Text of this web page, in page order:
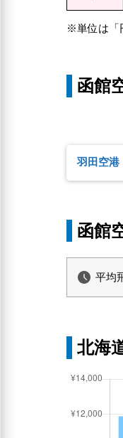
※単位は「
函館
羽田空
函館
平均
北海